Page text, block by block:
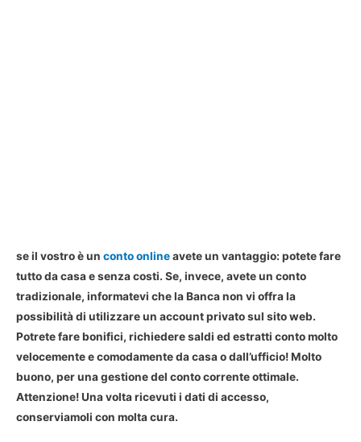
se il vostro è un conto onlineavete un vantaggio: potete fare
tutto da casa e senza costi. Se, invece, avete un conto
tradizionale, informatevi che la Banca non vi offra la
possibilità di utilizzare un account privato sul sito web.
Potrete fare bonifici, richiedere saldi ed estratti conto molto
velocemente e comodamente da casa o dall’ufficio! Molto
buono, per una gestione del conto corrente ottimale.
Attenzione! Una volta ricevuti i dati di accesso,
conserviamoli con molta cura.